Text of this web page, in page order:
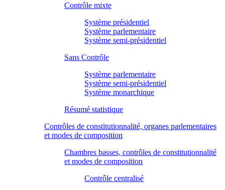
Contrôle mixte
Système présidentiel
Système parlementaire
Système semi-présidentiel
Sans Contrôle
Système parlementaire
Système semi-présidentiel
Système monarchique
Résumé statistique
Contrôles de constitutionnalité, organes parlementaires
et modes de composition
Chambres basses, contrôles de constitutionnalité
et modes de composition
Contrôle centralisé